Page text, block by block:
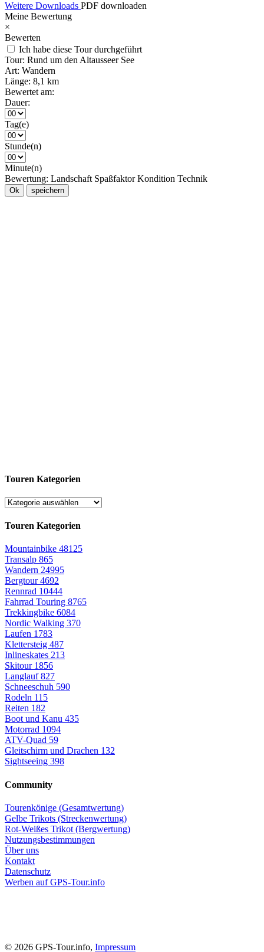
Weitere Downloads PDF downloaden
Meine Bewertung
×
Bewerten
Ich habe diese Tour durchgeführt
Tour: Rund um den Altausseer See
Art: Wandern
Länge: 8,1 km
Bewertet am:
Dauer:
Tag(e)
Stunde(n)
Minute(n)
Bewertung: Landschaft Spaßfaktor Kondition Technik
Ok speichern
Touren Kategorien
Touren Kategorien
Mountainbike 48125
Transalp 865
Wandern 24995
Bergtour4692
Rennrad 10444
Fahrrad Touring 8765
Trekkingbike 6084
Nordic Walking 370
Laufen 1783
Klettersteig 487
Inlineskates 213
Skitour 1856
Langlauf827
Schneeschuh 590
Rodeln 115
Reiten 182
Boot und Kanu 435
Motorrad 1094
ATV-Quad 59
Gleitschirm und Drachen 132
Sightseeing 398
Community
Tourenkönige (Gesamtwertung)
Gelbe Trikots (Streckenwertung)
Rot-Weißes Trikot (Bergwertung)
Nutzungsbestimmungen
Über uns
Kontakt
Datenschutz
Werben auf GPS-Tour.info
© 2026 GPS-Tour.info, Impressum